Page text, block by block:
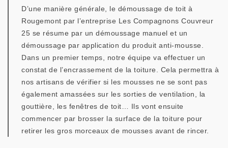
D’une manière générale, le démoussage de toit à
Rougemont par l’entreprise Les Compagnons Couvreur
25 se résume par un démoussage manuel et un
démoussage par application du produit anti-mousse.
Dans un premier temps, notre équipe va effectuer un
constat de l’encrassement de la toiture. Cela permettra à
nos artisans de vérifier si les mousses ne se sont pas
également amassées sur les sorties de ventilation, la
gouttière, les fenêtres de toit… Ils vont ensuite
commencer par brosser la surface de la toiture pour
retirer les gros morceaux de mousses avant de rincer.